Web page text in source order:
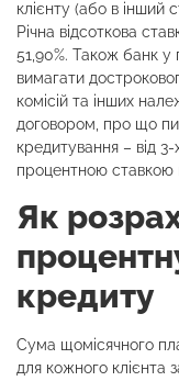
клієнту (або в інший
Річна відсоткова
51,90%. Також банк у
вимагати
комісій та інших
договором, про що
кредитування – від 3-
процентною ставкою
Як
кредиту
Сума щомісячного
для кожного клієнта